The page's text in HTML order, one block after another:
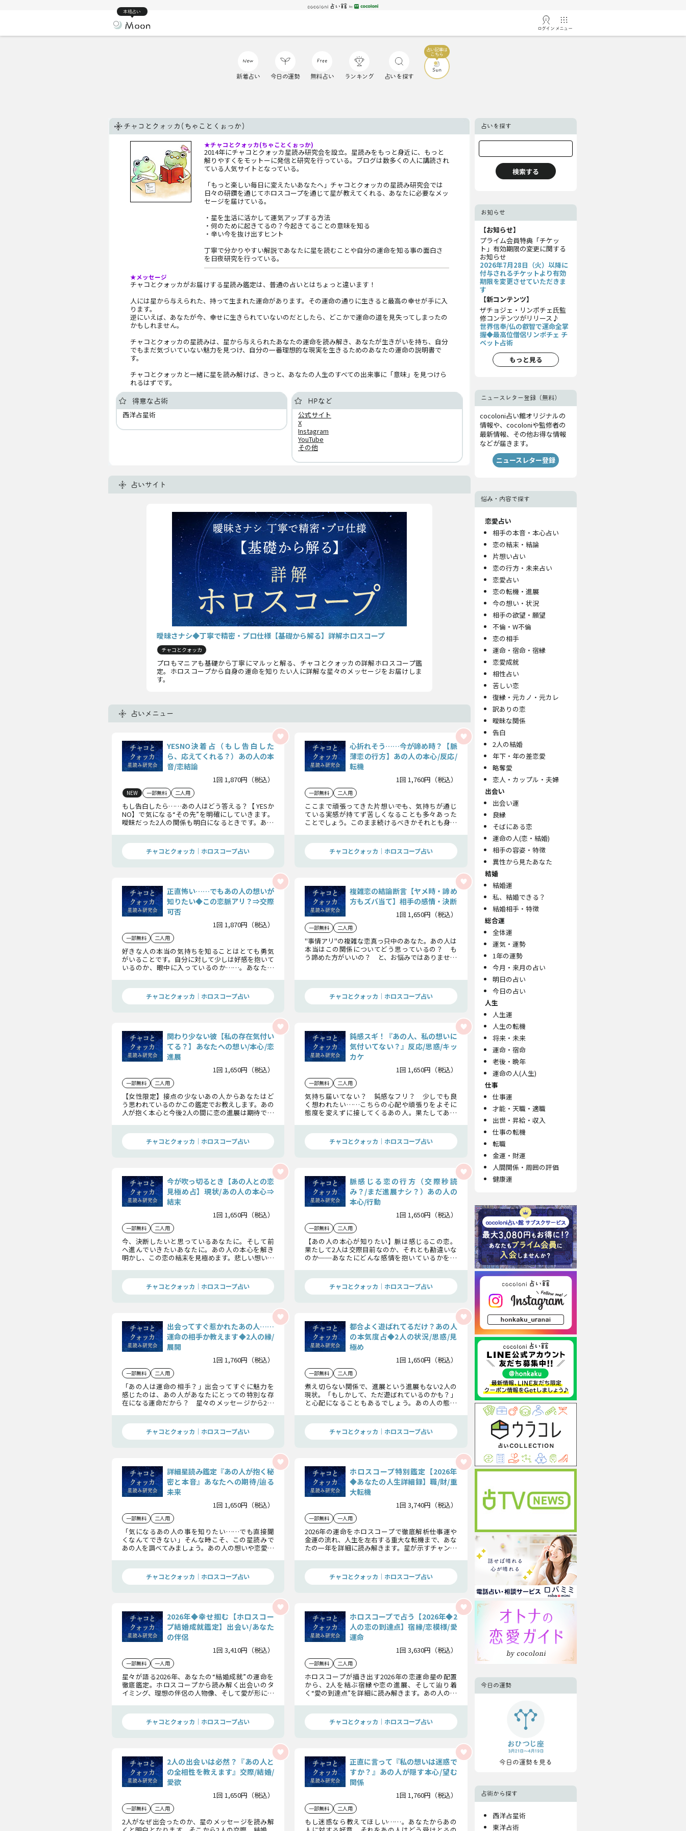
本格占い
ログイン メニュー
新着占い 今日の運勢 無料占い ランキング 占いを探す
チャコとクォッカ(ちゃことくぉっか)
★チャコとクォッカ(ちゃことくぉっか)
2014年にチャコとクォッカ星読み研究会を設立。星読みをもっと身近に、もっと
解りやすくをモットーに発信と研究を行っている。ブログは数多くの人に講読され
ている人気サイトとなっている。
「もっと楽しい毎日に変えたいあなたへ」チャコとクォッカの星読み研究会では
日々の研鑽を通じてホロスコープを通じて星が教えてくれる、あなたに必要なメッ
セージを届けている。
・星を生活に活かして運気アップする方法
・何のために起きてるの？今起きてることの意味を知る
・辛い今を抜け出すヒント
丁寧で分かりやすい解説であなたに星を読むことや自分の運命を知る事の面白さ
を日夜研究を行っている。
★メッセージ
チャコとクォッカがお届けする星読み鑑定は、普通の占いとはちょっと違います！
人には星から与えられた、持って生まれた運命があります。その運命の通りに生きると最高の幸せが手に入
ります。
逆にいえば、あなたが今、幸せに生きられていないのだとしたら、どこかで運命の道を見失ってしまったの
かもしれません。
チャコとクォッカの星読みは、星から与えられたあなたの運命を読み解き、あなたが生きがいを持ち、自分
でもまだ気づいていない魅力を見つけ、自分の一番理想的な現実を生きるためのあなたの運命の説明書で
す。
チャコとクォッカと一緒に星を読み解けば、きっと、あなたの人生のすべての出来事に「意味」を見つけら
れるはずです。
得意な占術
西洋占星術
HPなど
公式サイト
X
Instagram
YouTube
その他
占いサイト
曖昧さナシ◆丁寧で精密・プロ仕様【基礎から解る】詳解ホロスコープ
チャコとクォッカ
プロもマニアも基礎から丁寧にマルッと解る、チャコとクォッカの詳解ホロスコープ鑑
定。ホロスコープから自身の運命を知りたい人に詳解な星々のメッセージをお届けしま
す。
占いメニュー
YESNO決着占（もし告白した
ら、応えてくれる？）あの人の本
音/恋結論
1回 1,870円（税込）
NEW 一部無料 二人用
もし告白したら……あの人はどう答える？【 YESか
NO】で気になる“その先”を明確にしていきます。
曖昧だった2人の関係も明白になるときです。あの
チャコとクォッカ｜ホロスコープ占い
心折れそう……今が諦め時？【脈
薄恋の行方】あの人の本心/反応/
転機
1回 1,760円（税込）
一部無料 二人用
ここまで頑張ってきた片想い――でも、気持ちが通じ
ている実感が持てず苦しくなることも多々あった
ことでしょう。このまま続けるべきかそれとも身を
チャコとクォッカ｜ホロスコープ占い
正直怖い……でもあの人の想いが
知りたい◆この恋脈アリ？⇒交際
可否
1回 1,870円（税込）
一部無料 二人用
好きな人の本当の気持ちを知ることはとても勇気
がいることです。自分に対して少しは好感を抱いて
いるのか、眼中に入っているのか……。あなたの
チャコとクォッカ｜ホロスコープ占い
複雑恋の結論断言【ヤメ時・諦め
方もズバ当て】相手の感情・決断
1回 1,650円（税込）
一部無料 二人用
"事情アリ"の複雑な恋真っ只中のあなた。あの人は
本当はこの関係についてどう思っているの？ も
う諦めた方がいいの？ と、お悩みではありません
チャコとクォッカ｜ホロスコープ占い
関わり少ない彼【私の存在気付い
てる？】あなたへの想い/本心/恋
進展
1回 1,650円（税込）
一部無料 二人用
【女性限定】接点の少ないあの人からあなたはど
う思われているのかこの鑑定でお教えします。あの
人が抱く本心と今後2人の間に恋の進展は期待でき
チャコとクォッカ｜ホロスコープ占い
鈍感スギ！『あの人、私の想いに
気付いてない？』反応/思惑/キッ
カケ
1回 1,650円（税込）
一部無料 二人用
気持ち届いてない？ 鈍感なフリ？ 少しでも良
く想われたい……こちらの心配や頑張りをよそに
態度を変えずに接してくるあの人。果たしてあな
チャコとクォッカ｜ホロスコープ占い
今が吹っ切るとき【あの人との恋
見極め占】現状/あの人の本心⇒
結末
1回 1,650円（税込）
一部無料 二人用
今、決断したいと思っているあなたに。そして前
へ進んでいきたいあなたに。あの人の本心を解き
明かし、この恋の結末を見極めます。悲しい想い、
チャコとクォッカ｜ホロスコープ占い
脈感じる恋の行方（交際秒読
み？/まだ進展ナシ？）あの人の
本心/行動
1回 1,650円（税込）
一部無料 二人用
【あの人の本心が知りたい】脈は感じるこの恋。
果たして2人は交際目前なのか、それとも勘違いな
のか──あなたにどんな感情を抱いているかを知
チャコとクォッカ｜ホロスコープ占い
出会ってすぐ惹かれたあの人……
運命の相手か教えます◆2人の縁/
展開
1回 1,760円（税込）
一部無料 二人用
「あの人は運命の相手？」出会ってすぐに魅力を
感じたのは、あの人があなたにとっての特別な存
在になる運命だから？ 星々のメッセージから2人
チャコとクォッカ｜ホロスコープ占い
都合よく遊ばれてるだけ？あの人
の本気度占◆2人の状況/思惑/見
極め
1回 1,650円（税込）
一部無料 二人用
煮え切らない関係で、進展という進展もない2人の
現状。「もしかして、ただ遊ばれているのかも？」
と心配になることもあるでしょう。あの人の態度
チャコとクォッカ｜ホロスコープ占い
詳細星読み鑑定『あの人が抱く秘
密と本音』あなたへの期待/辿る
未来
1回 1,650円（税込）
一部無料 二人用
「気になるあの人の事を知りたい……でも直接聞
くなんてできない」そんな時こそ、この星読みで
あの人を調べてみましょう。あの人の想いや恋愛に
チャコとクォッカ｜ホロスコープ占い
ホロスコープ特別鑑定【2026年
◆あなたの人生詳細録】職/財/重
大転機
1回 3,740円（税込）
一部無料 一人用
2026年の運命をホロスコープで徹底解析――仕事運や
金運の流れ、人生を左右する重大な転機まで、あな
たの一年を詳細に読み解きます。星が示すチャンス
ください。チャコとクォッカ｜ホロスコープ占い
2026年◆幸せ掴む【ホロスコー
プ結婚成就鑑定】出会い/あなた
の伴侶
1回 3,410円（税込）
一部無料 一人用
星々が語る2026年、あなたの“結婚成就”の運命を
徹底鑑定。ホロスコープから読み解く出会いのタ
イミング、理想の伴侶の人物像、そして愛が形にな
しましょう。チャコとクォッカ｜ホロスコープ占い
ホロスコープで占う【2026年◆2
人の恋の到達点】宿縁/恋模様/愛
運命
1回 3,630円（税込）
一部無料 二人用
ホロスコープが描き出す2026年の恋運命――星の配置
から、2人を結ぶ宿縁や恋の進展、そして辿り着
く“愛の到達点”を詳細に読み解きます。あの人の心
ます。
チャコとクォッカ｜ホロスコープ占い
2人の出会いは必然？『あの人と
の全相性を教えます』交際/結婚/
愛欲
1回 1,650円（税込）
一部無料 二人用
2人がなぜ出会ったのか、星のメッセージを読み解
正直に言って『私の想いは迷惑で
すか？』あの人が隠す本心/望む
関係
1回 1,760円（税込）
一部無料 二人用
もし迷惑なら教えてほしい……。あなたからあの
占いを探す
お知らせ
【お知らせ】
プライム会員特典「チケッ
ト」有効期限の変更に関する
お知らせ
2026年7月28日（火）以降に
付与されるチケットより有効
期限を変更させていただきま
す
【新コンテンツ】
ザチョジェ・リンポチェ氏監
修コンテンツがリリース♪
世界信奉/仏の叡智で運命全掌
握◆最高位僧侶リンポチェ チ
ベット占術
もっと見る
ニュースレター登録（無料）
cocoloni占い館オリジナルの
情報や、cocoloniや監修者の
最新情報、その他お得な情報
などが届きます。
ニュースレター登録
悩み・内容で探す
恋愛占い
相手の本音・本心占い
恋の結末・結論
片想い占い
恋の行方・未来占い
恋愛占い
恋の転機・進展
今の想い・状況
相手の欲望・願望
不倫・W不倫
恋の相手
運命・宿命・宿縁
恋愛成就
相性占い
苦しい恋
復縁・元カノ・元カレ
訳ありの恋
曖昧な関係
告白
2人の結婚
年下・年の差恋愛
略奪愛
恋人・カップル・夫婦
出会い
出会い運
良縁
そばにある恋
運命の人(恋・結婚)
相手の容姿・特徴
異性から見たあなた
結婚
結婚運
私、結婚できる？
結婚相手・特徴
総合運
全体運
運気・運勢
1年の運勢
今月・来月の占い
明日の占い
今日の占い
人生
人生運
人生の転機
将来・未来
運命・宿命
老後・晩年
運命の人(人生)
仕事
仕事運
才能・天職・適職
出世・昇給・収入
仕事の転機
転職
金運・財運
人間関係・周囲の評価
健康運
今日の運勢
今日の運勢を見る
占術から探す
西洋占星術
東洋占術